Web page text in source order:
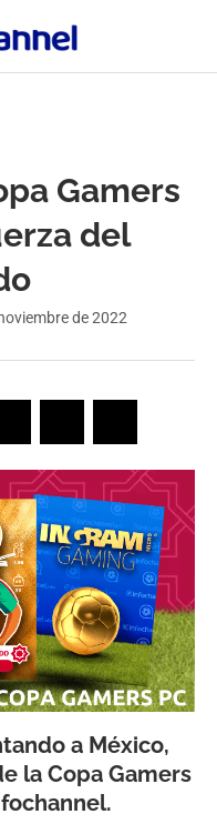
Gamers
del
de 2022
a México,
la Copa Gamers